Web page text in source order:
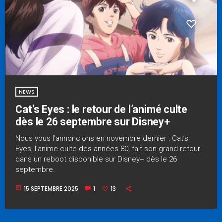
NEWS
Cat’s Eyes : le retour de l’animé culte
dès le 26 septembre sur Disney+
Nous vous l’annoncions en novembre dernier : Cat’s
Eyes, l’anime culte des années 80, fait son grand retour
dans un reboot disponible sur Disney+ dès le 26
septembre.
today 15 SEPTEMBRE 2025 1 13